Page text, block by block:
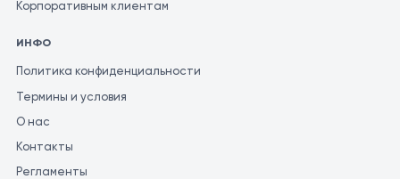
определить соответствующее лечение. Для получения
анализов, рекомендуется проводить их в одной и той же
лаборатории. Это связано с тем, что разные лаборатории
могут использовать различные методы и единицы измерения
Корпоративным клиентам
ИНФО
Политика конфиденциальности
Термины и условия
О нас
Контакты
Регламенты